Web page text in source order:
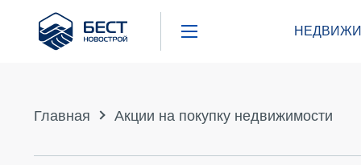
Бест
Новострой
Главная Акции на покупку недвижимости